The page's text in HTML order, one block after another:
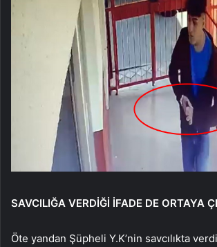
SAVCILIĞA VERDİĞİ İFADE DE ORTAYA
Öte yandan Şüpheli Y.K’nin savcılıkta